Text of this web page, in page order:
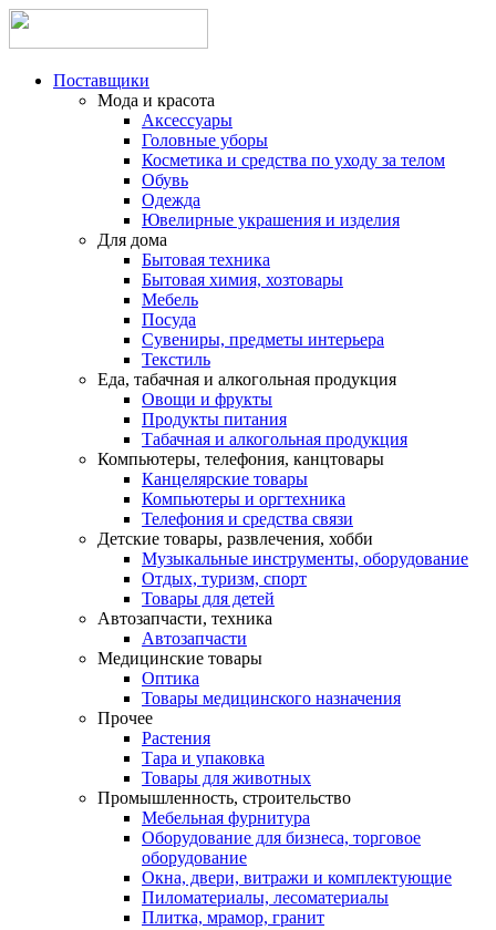
Поставщики
Мода и красота
Аксессуары
Головные уборы
Косметика и средства по уходу за телом
Обувь
Одежда
Ювелирные украшения и изделия
Для дома
Бытовая техника
Бытовая химия, хозтовары
Мебель
Посуда
Сувениры, предметы интерьера
Текстиль
Еда, табачная и алкогольная продукция
Овощи и фрукты
Продукты питания
Табачная и алкогольная продукция
Компьютеры, телефония, канцтовары
Канцелярские товары
Компьютеры и оргтехника
Телефония и средства связи
Детские товары, развлечения, хобби
Музыкальные инструменты, оборудование
Отдых, туризм, спорт
Товары для детей
Автозапчасти, техника
Автозапчасти
Медицинские товары
Оптика
Товары медицинского назначения
Прочее
Растения
Тара и упаковка
Товары для животных
Промышленность, строительство
Мебельная фурнитура
Оборудование для бизнеса, торговое
оборудование
Окна, двери, витражи и комплектующие
Пиломатериалы, лесоматериалы
Плитка, мрамор, гранит